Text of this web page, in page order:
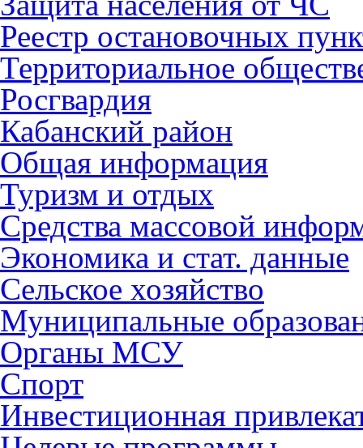
Реестр остановочных
Территориальное
Росгвардия
Кабанский район
Общая информация
Туризм и отдых
Средства массовой
Экономика и стат. данные
Сельское хозяйство
Муниципальные
Органы МСУ
Спорт
Инвестиционная